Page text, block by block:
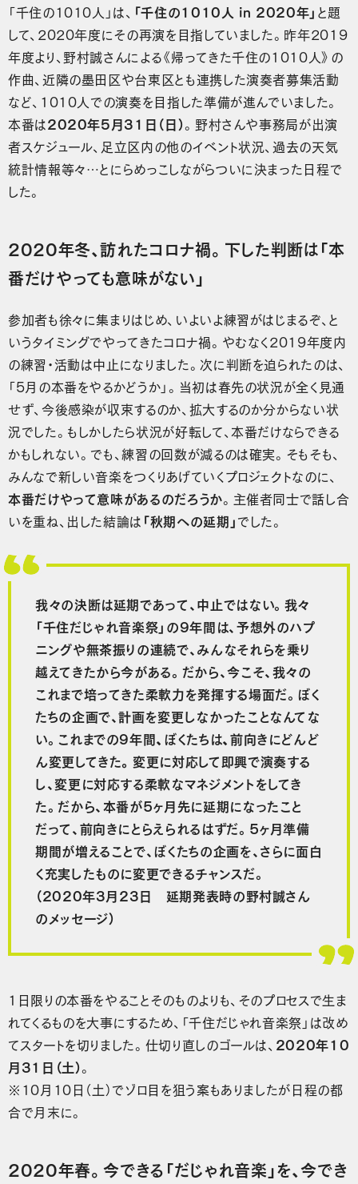
「千住の1010人」は、 「千住の1010人 in 2020年」 と題
して、2020年度にその再演を目指していました。昨年2019
年度より、野村誠さんによる《帰ってきた千住の1010人》の
作曲、近隣の墨田区や台東区とも連携した演奏者募集活動
など、1010人での演奏を目指した準備が進んでいました。
本番は2020年5月31日（日）。野村さんや事務局が出演
者スケジュール、足立区内の他のイベント状況、過去の天気
統計情報等々…とにらめっこしながらついに決まった日程で
した。
2020年冬、訪れたコロナ禍。下した判断は「本
番だけやっても意味がない」
参加者も徐々に集まりはじめ、いよいよ練習がはじまるぞ、と
いうタイミングでやってきたコロナ禍。やむなく2019年度内
の練習・活動は中止になりました。次に判断を迫られたのは、
「5月の本番をやるかどうか」。当初は春先の状況が全く見通
せず、今後感染が収束するのか、拡大するのか分からない状
況でした。もしかしたら状況が好転して、本番だけならできる
かもしれない。でも、練習の回数が減るのは確実。そもそも、
みんなで新しい音楽をつくりあげていくプロジェクトなのに、
本番だけやって意味があるのだろうか。主催者同士で話し合
いを重ね、出した結論は 「秋期への延期」でした。
我々の決断は延期であって、中止ではない。我々
「千住だじゃれ音楽祭」の9年間は、予想外のハプ
ニングや無茶振りの連続で、みんなそれらを乗り
越えてきたから今がある。だから、今こそ、我々の
これまで培ってきた柔軟力を発揮する場面だ。ぼく
たちの企画で、計画を変更しなかったことなんてな
い。 これまでの9年間、ぼくたちは、前向きにどんど
ん変更してきた。変更に対応して即興で演奏する
し、変更に対応する柔軟なマネジメントをしてき
た。だから、本番が５ヶ月先に延期になったこと
だって、前向きにとらえられるはずだ。５ヶ月準備
期間が増えることで、ぼくたちの企画を、さらに面白
く充実したものに変更できるチャンスだ。
（2020年3月23日 延期発表時の野村誠さん
のメッセージ）
1日限りの本番をやることそのものよりも、そのプロセスで生ま
れてくるものを大事にするため、「千住だじゃれ音楽祭」は改め
てスタートを切りました。仕切り直しのゴールは、 2020年10
月31日（土）。
※10月10日（土）でゾロ目を狙う案もありましたが日程の都
合で月末に。
2020年春。今できる「だじゃれ音楽」を、今でき